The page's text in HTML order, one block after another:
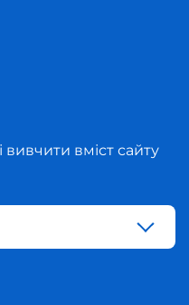
вивчити вміст сайту